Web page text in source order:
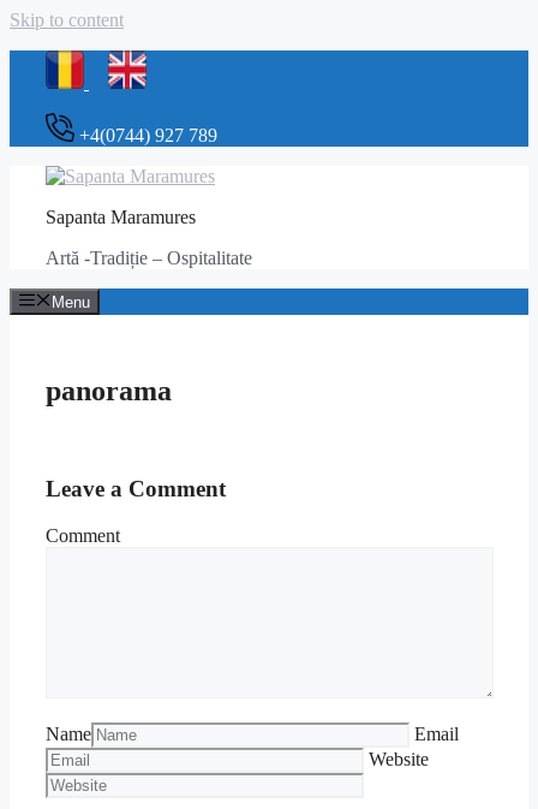
Skip to content
+4(0744) 927 789
Sapanta Maramures
Artă -Tradiție – Ospitalitate
Menu
panorama
Leave a Comment
Comment
Name
Email
Website